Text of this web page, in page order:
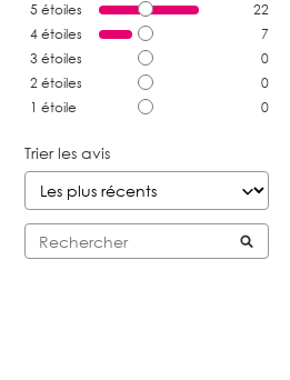
5 étoiles
22
4 étoiles
7
3 étoiles
0
2 étoiles
0
1 étoile 0
Trier les avis